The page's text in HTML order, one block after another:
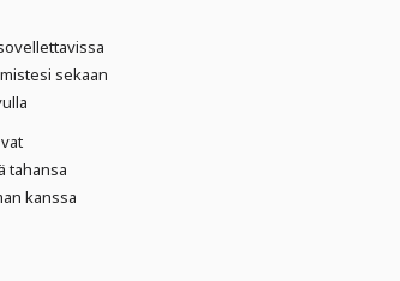
sekaan
tahansa
kanssa